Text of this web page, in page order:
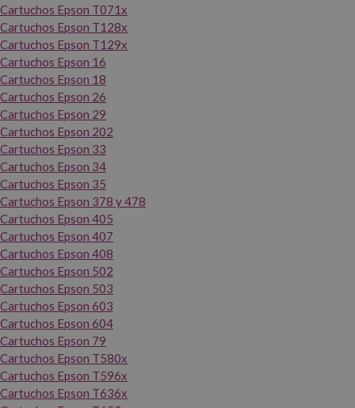
Cartuchos Epson T071x
Cartuchos Epson T128x
Cartuchos Epson T129x
Cartuchos Epson 16
Cartuchos Epson 18
Cartuchos Epson 26
Cartuchos Epson 29
Cartuchos Epson 202
Cartuchos Epson 33
Cartuchos Epson 34
Cartuchos Epson 35
Cartuchos Epson 378 y 478
Cartuchos Epson 405
Cartuchos Epson 407
Cartuchos Epson 408
Cartuchos Epson 502
Cartuchos Epson 503
Cartuchos Epson 603
Cartuchos Epson 604
Cartuchos Epson 79
Cartuchos Epson T580x
Cartuchos Epson T596x
Cartuchos Epson T636x